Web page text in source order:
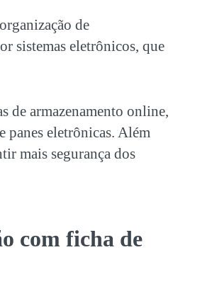
organização de
sistemas eletrônicos, que
de armazenamento online,
panes eletrônicas. Além
mais segurança dos
com ficha de